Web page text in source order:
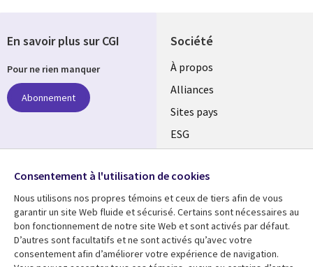
Société
À propos
Alliances
Sites pays
ESG
Fusions
Salle de presse
Ressources Support
En savoir plus sur CGI
Pour ne rien manquer
Abonnement
Suivez-nous
Social
Media
Global
FR
Consentement à l'utilisation de cookies
Nous utilisons nos propres témoins et ceux de tiers afin de vous
garantir un site Web fluide et sécurisé. Certains sont nécessaires au
bon fonctionnement de notre site Web et sont activés par défaut.
D’autres sont facultatifs et ne sont activés qu’avec votre
consentement afin d’améliorer votre expérience de navigation.